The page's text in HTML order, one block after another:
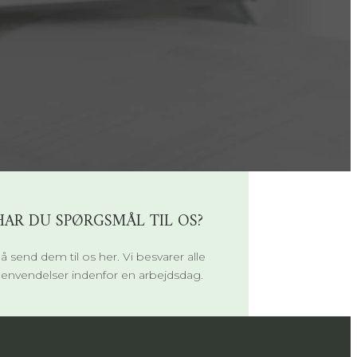
DU SPØRGSMÅL TIL OS?
send dem til os her. Vi besvarer alle
indenfor en arbejdsdag.